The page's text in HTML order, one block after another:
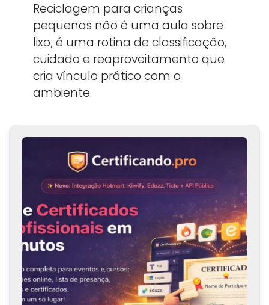
Reciclagem para crianças
pequenas não é uma aula sobre
lixo; é uma rotina de classificação,
cuidado e reaproveitamento que
cria vínculo prático com o
ambiente.